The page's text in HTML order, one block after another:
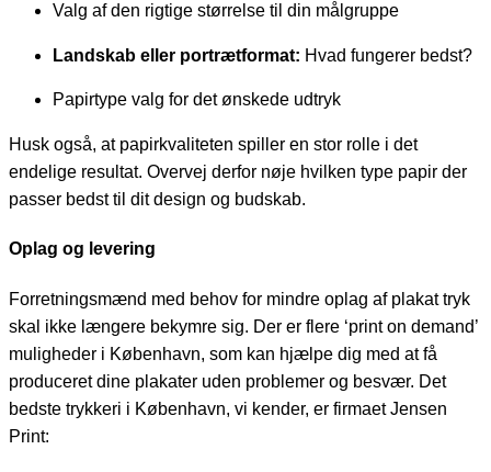
Valg af den rigtige størrelse til din målgruppe
Landskab eller portrætformat: Hvad fungerer bedst?
Papirtype valg for det ønskede udtryk
Husk også, at papirkvaliteten spiller en stor rolle i det
endelige resultat. Overvej derfor nøje hvilken type papir der
passer bedst til dit design og budskab.
Oplag og levering
Forretningsmænd med behov for mindre oplag af plakat tryk
skal ikke længere bekymre sig. Der er flere ‘print on demand’
muligheder i København, som kan hjælpe dig med at få
produceret dine plakater uden problemer og besvær. Det
bedste trykkeri i København, vi kender, er firmaet Jensen
Print: